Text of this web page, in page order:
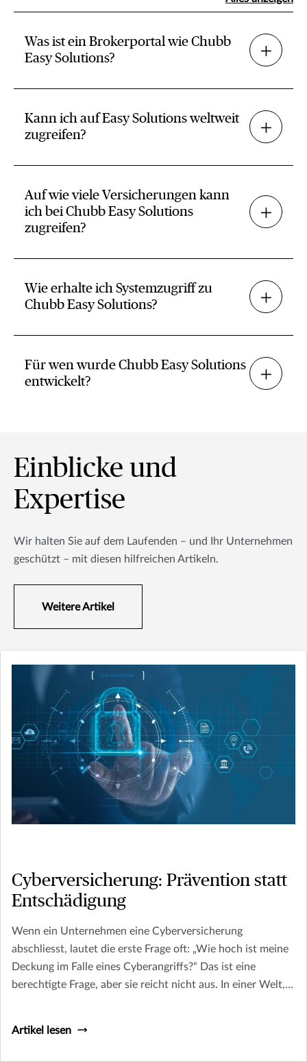
Was ist ein Brokerportal wie Chubb
Easy Solutions?
Kann ich auf Easy Solutions weltweit
zugreifen?
Auf wie viele Versicherungen kann
ich bei Chubb Easy Solutions
zugreifen?
Wie erhalte ich Systemzugriff zu
Chubb Easy Solutions?
Für wen wurde Chubb Easy Solutions
entwickelt?
Einblicke und
Expertise
Wir halten Sie auf dem Laufenden – und Ihr Unternehmen
geschützt – mit diesen hilfreichen Artikeln.
Weitere Artikel
Cyberversicherung: Prävention statt
Entschädigung
Wenn ein Unternehmen eine Cyberversicherung
abschliesst, lautet die erste Frage oft: „Wie hoch ist meine
Deckung im Falle eines Cyberangriffs?“ Das ist eine
berechtigte Frage, aber sie reicht nicht aus. In einer Welt,
gehören, kann es teuer werden, diese Frage zu lange zu
Artikel lesen